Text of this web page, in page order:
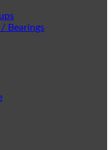
/ Bearings